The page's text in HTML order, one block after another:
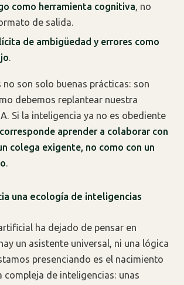
como herramienta cognitiva, no
de salida.
de ambigüedad y errores como
.
no son solo buenas prácticas: son
debemos replantear nuestra
Si la inteligencia ya no es obediente
aprender a colaborar con
colega exigente, no como con un
.
una ecología de inteligencias
ha dejado de pensar en
un asistente universal, ni una lógica
presenciando es el nacimiento
compleja de inteligencias: unas